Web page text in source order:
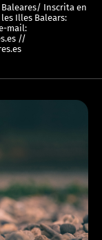
Inscrita en
Illes Balears:
e-mail:
//